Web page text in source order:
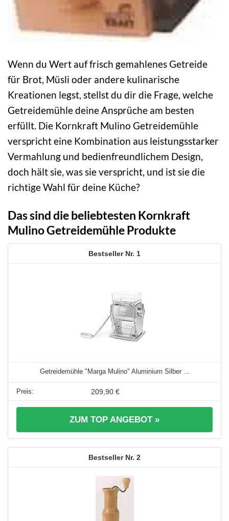
Wenn du Wert auf frisch gemahlenes Getreide
für Brot, Müsli oder andere kulinarische
Kreationen legst, stellst du dir die Frage, welche
Getreidemühle deine Ansprüche am besten
erfüllt. Die Kornkraft Mulino Getreidemühle
verspricht eine Kombination aus leistungsstarker
Vermahlung und bedienfreundlichem Design,
doch hält sie, was sie verspricht, und ist sie die
richtige Wahl für deine Küche?
Das sind die beliebtesten Kornkraft
Mulino Getreidemühle Produkte
1
Getreidemühle "Marga Mulino" Aluminium Silber ...
209,90 €
ZUM TOP ANGEBOT »
2